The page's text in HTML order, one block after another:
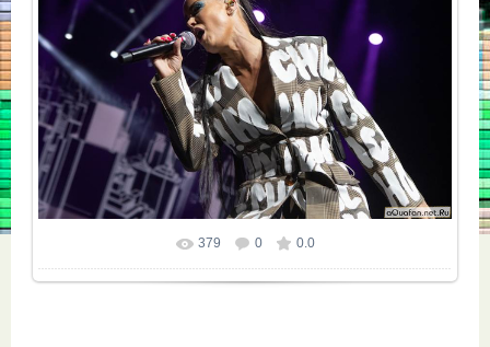
Размер фотографии: 850x567
379 0 0.0